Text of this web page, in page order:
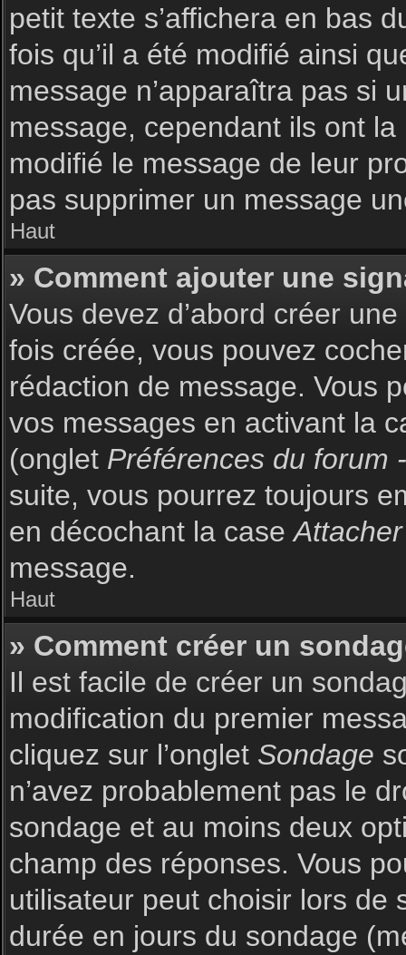
petit texte s’affichera en bas
fois qu’il a été modifié ainsi
message n’apparaîtra pas si
message, cependant ils ont
modifié le message de leur
pas supprimer un message
Haut
» Comment ajouter une
Vous devez d’abord créer
fois créée, vous pouvez
rédaction de message. Vous
vos messages en activant la
(onglet Préférences du forum
suite, vous pourrez toujours
en décochant la case
message.
Haut
» Comment créer un
Il est facile de créer un
modification du premier
cliquez sur l’onglet Sondage
n’avez probablement pas le
sondage et au moins deux
champ des réponses. Vous
utilisateur peut choisir lors de
durée en jours du sondage